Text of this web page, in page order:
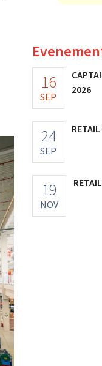
16
SEP
2026
24
SEP
19
NOV